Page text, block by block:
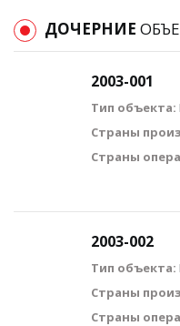
ДОЧЕРНИЕ
2003-001
Тип объекта:
Страны
Страны
2003-002
Тип объекта:
Страны
Страны